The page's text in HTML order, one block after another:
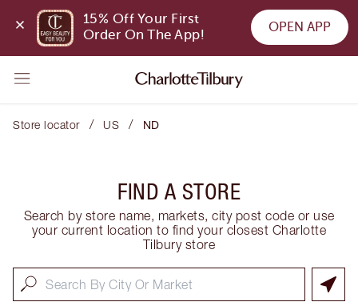
15% Off Your First
Order On The App!
OPEN APP
Store locator / US / ND
FIND A STORE
Search by store name, markets, city post code or use
your current location to find your closest Charlotte
Tilbury store